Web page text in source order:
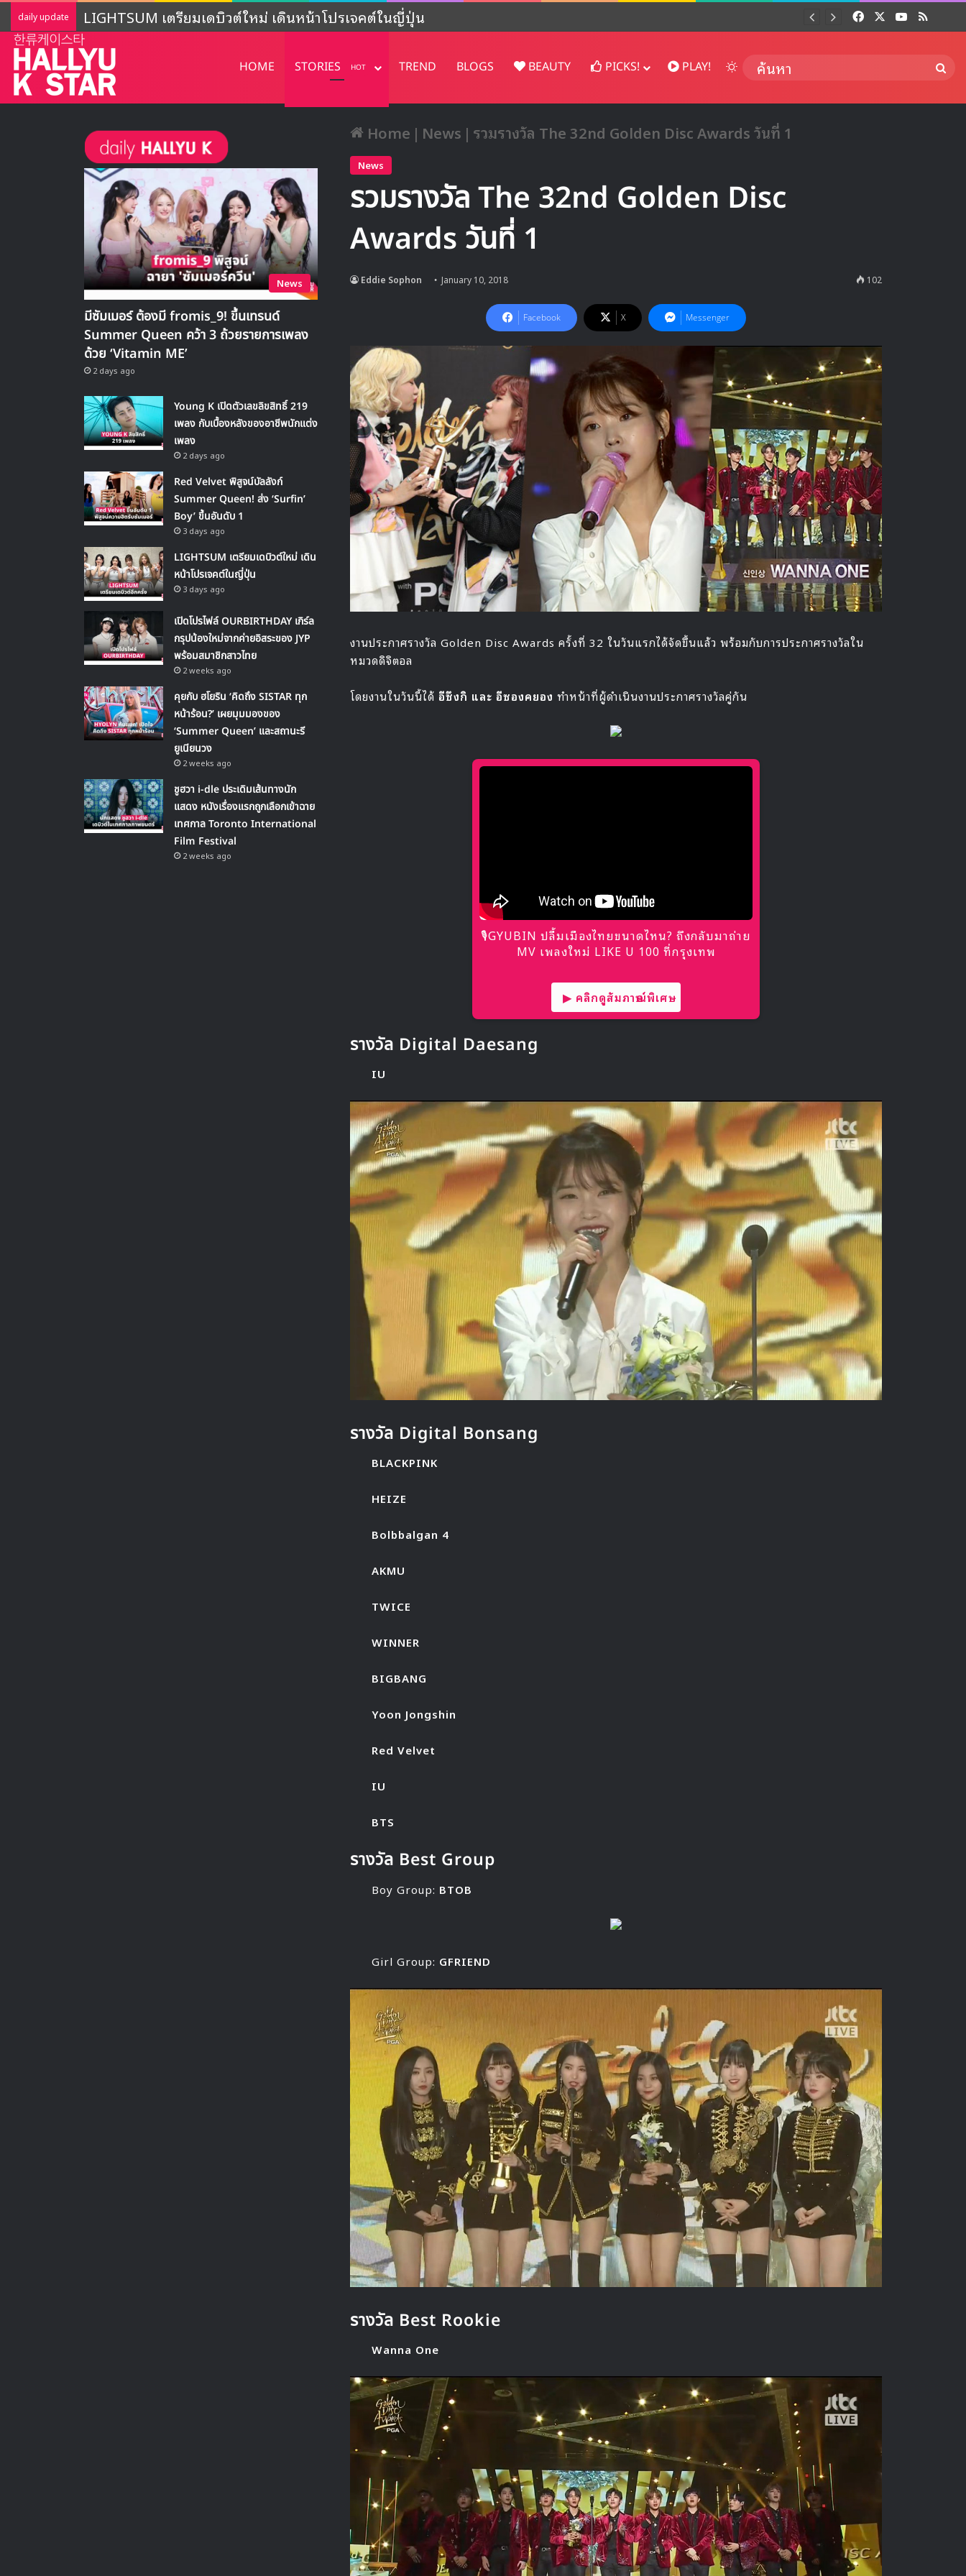
daily update LIGHTSUM เตรียมเดบิวต์ใหม่ เดินหน้าโปรเจคต์ในญี่ปุ่น FacebookYouTube
RSS
HOME STORIES HOT TREND BLOGS BEAUTY PICKS! PLAY! Switch skin
Home | News | รวมรางวัล The 32nd Golden Disc Awards วันที่ 1
News
รวมรางวัล The 32nd Golden Disc
Awards วันที่ 1
Eddie Sophon January 10, 2018 102
Facebook X Messenger
งานประกาศรางวัล Golden Disc Awards ครั้งที่ 32 ในวันแรกได้จัดขึ้นแล้ว พร้อมกับการประกาศรางวัลใน
หมวดดิจิตอล
โดยงานในวันนี้ได้ อีซึงกิ และ อีซองคยอง ทำหน้าที่ผู้ดำเนินงานประกาศรางวัลคู่กัน
🎙GYUBIN ปลื้มเมืองไทยขนาดไหน? ถึงกลับมาถ่าย
MV เพลงใหม่ LIKE U 100 ที่กรุงเทพ
▶ คลิกดูสัมภาษณ์พิเศษ
รางวัล Digital Daesang
IU
รางวัล Digital Bonsang
BLACKPINK
HEIZE
Bolbbalgan 4
AKMU
TWICE
WINNER
BIGBANG
Yoon Jongshin
Red Velvet
IU
BTS
รางวัล Best Group
Boy Group: BTOB
Girl Group: GFRIEND
รางวัล Best Rookie
Wanna One
News
มีซัมเมอร์ ต้องมี fromis_9! ขึ้นเทรนด์
Summer Queen คว้า 3 ถ้วยรายการเพลง
ด้วย ‘Vitamin ME’
2 days ago
Young K เปิดตัวเลขลิขสิทธิ์ 219
เพลง กับเบื้องหลังของอาชีพนักแต่ง
เพลง
2 days ago
Red Velvet พิสูจน์บัลลังก์
Summer Queen! ส่ง ‘Surfin’
Boy’ ขึ้นอันดับ 1
3 days ago
LIGHTSUM เตรียมเดบิวต์ใหม่ เดิน
หน้าโปรเจคต์ในญี่ปุ่น
3 days ago
เปิดโปรไฟล์ OURBIRTHDAY เกิร์ล
กรุปน้องใหม่จากค่ายอิสระของ JYP
พร้อมสมาชิกสาวไทย
2 weeks ago
คุยกับ ฮโยริน ‘คิดถึง SISTAR ทุก
หน้าร้อน?’ เผยมุมมองของ
‘Summer Queen’ และสถานะรี
ยูเนียนวง
2 weeks ago
ชูฮวา i-dle ประเดิมเส้นทางนัก
แสดง หนังเรื่องแรกถูกเลือกเข้าฉาย
เทศกาล Toronto International
Film Festival
2 weeks ago